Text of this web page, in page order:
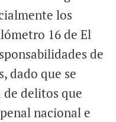
los
16 de El
de
dado que se
delitos que
nacional e